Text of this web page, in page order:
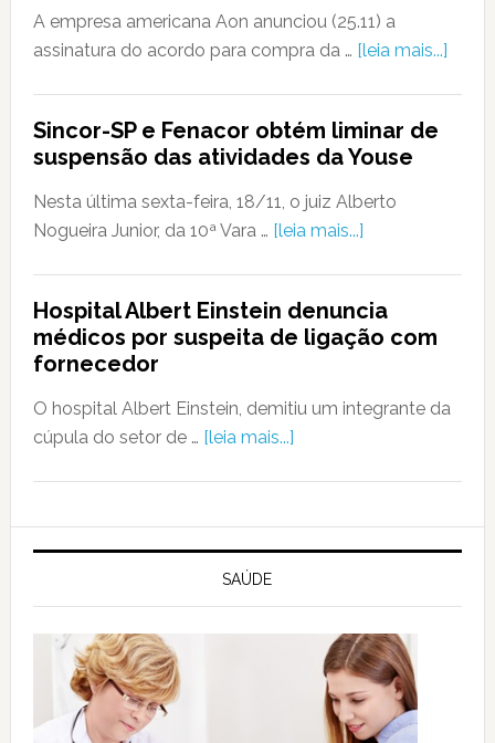
A empresa americana Aon anunciou (25.11) a
assinatura do acordo para compra da … [leia mais...]
Sincor-SP e Fenacor obtém liminar de
suspensão das atividades da Youse
Nesta última sexta-feira, 18/11, o juiz Alberto
Nogueira Junior, da 10ª Vara … [leia mais...]
Hospital Albert Einstein denuncia
médicos por suspeita de ligação com
fornecedor
O hospital Albert Einstein, demitiu um integrante da
cúpula do setor de … [leia mais...]
SAÚDE